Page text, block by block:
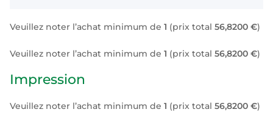
Veuillez noter l’achat minimum de 1 (prix total 56,8200 €)
Veuillez noter l’achat minimum de 1 (prix total 56,8200 €)
Impression
Veuillez noter l’achat minimum de 1 (prix total 56,8200 €)